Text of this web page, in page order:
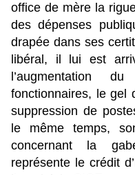
office de mère la
des dépenses
drapée dans ses
libéral, il lui est
l’augmentation
fonctionnaires, le gel
suppression de
le même temps,
concernant la
représente le crédit